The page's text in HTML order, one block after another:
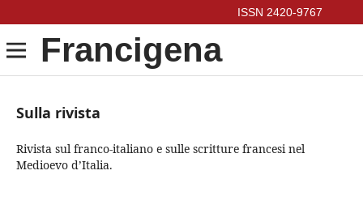
Francigena
Sulla rivista
Rivista sul franco-italiano e sulle scritture francesi nel
Medioevo d’Italia.